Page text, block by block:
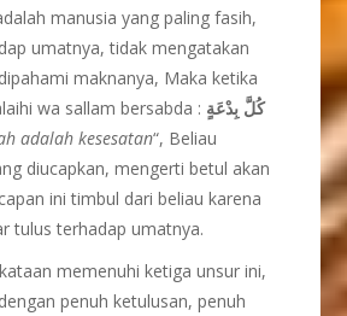
manusia yang paling fasih,
umatnya, tidak mengatakan
maknanya, Maka ketika
wa sallam bersabda : كُلَّ بِدْعَةٍ
adalah kesesatan“, Beliau
diucapkan, mengerti betul akan
ini timbul dari beliau karena
tulus terhadap umatnya.
memenuhi ketiga unsur ini,
penuh ketulusan, penuh